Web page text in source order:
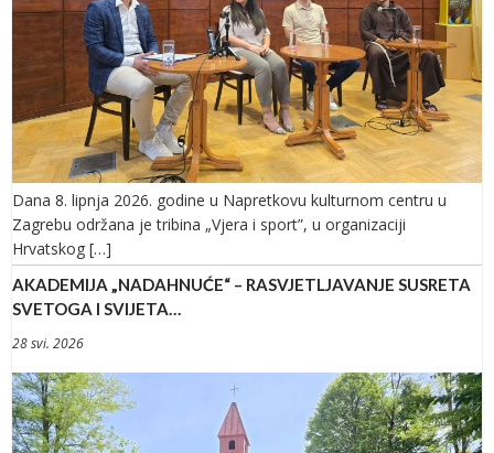
Dana 8. lipnja 2026. godine u Napretkovu kulturnom centru u
Zagrebu održana je tribina „Vjera i sport”, u organizaciji
Hrvatskog […]
AKADEMIJA „NADAHNUĆE“ – RASVJETLJAVANJE SUSRETA
SVETOGA I SVIJETA…
28 svi. 2026